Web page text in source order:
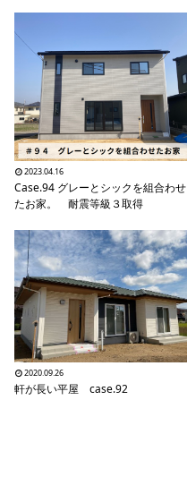
2023.04.16
Case.94 グレーとシックを組合わせ
たお家。 耐震等級３取得
2020.09.26
軒が長い平屋 case.92